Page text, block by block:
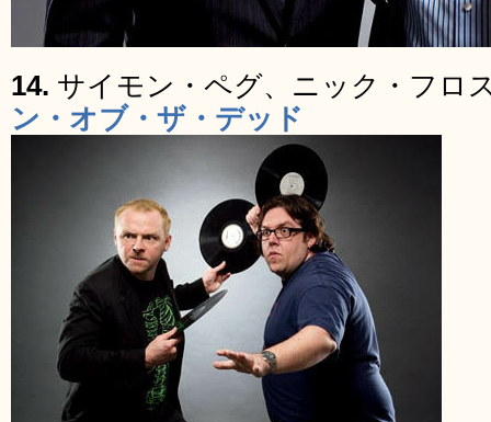
14. サイモン・ペグ、ニック・フロ
ン・オブ・ザ・デッド